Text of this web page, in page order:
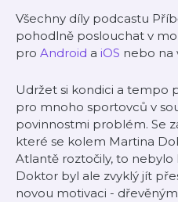
Všechny díly podcastu
pohodlně poslouchat v
pro Android a iOS nebo na
Udržet si kondici a tempo
pro mnoho sportovců v
povinnostmi problém. Se
které se kolem Martina
Atlantě roztočily, to nebylo
Doktor byl ale zvyklý jít
novou motivaci -